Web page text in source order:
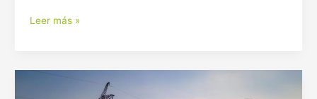
Leer más »